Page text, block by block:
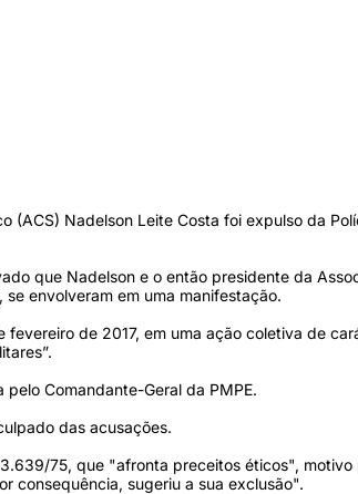
(ACS) Nadelson Leite Costa foi expulso da
que Nadelson e o então presidente da
envolveram em uma manifestação.
de 2017, em uma ação coletiva de
Comandante-Geral da PMPE.
das acusações.
75, que "afronta preceitos éticos", motivo
consequência, sugeriu a sua exclusão".